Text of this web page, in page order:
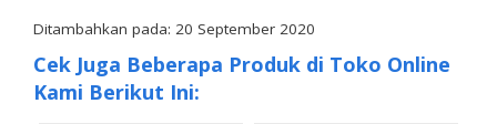
Ditambahkan pada: 20 September 2020
Cek Juga Beberapa Produk di Toko Online
Kami Berikut Ini: